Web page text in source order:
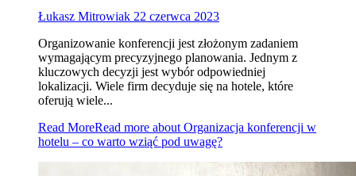
Łukasz Mitrowiak 22 czerwca 2023
Organizowanie konferencji jest złożonym zadaniem
wymagającym precyzyjnego planowania. Jednym z
kluczowych decyzji jest wybór odpowiedniej
lokalizacji. Wiele firm decyduje się na hotele, które
oferują wiele...
Read MoreRead more about Organizacja konferencji w
hotelu – co warto wziąć pod uwagę?